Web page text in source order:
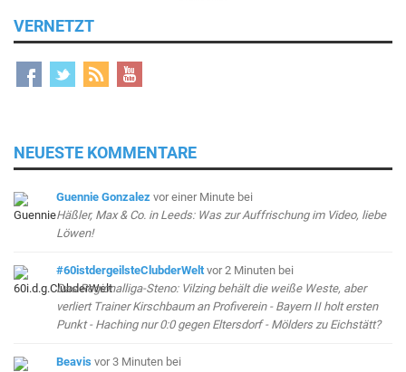
VERNETZT
NEUESTE KOMMENTARE
Guennie Gonzalez vor einer Minute bei
Häßler, Max & Co. in Leeds: Was zur Auffrischung im Video, liebe
Löwen!
#60istdergeilsteClubderWelt vor 2 Minuten bei
Das Regionalliga-Steno: Vilzing behält die weiße Weste, aber
verliert Trainer Kirschbaum an Profiverein - Bayern II holt ersten
Punkt - Haching nur 0:0 gegen Eltersdorf - Mölders zu Eichstätt?
Beavis vor 3 Minuten bei